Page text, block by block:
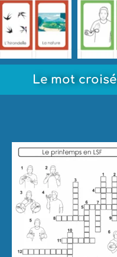
Le mot croisé